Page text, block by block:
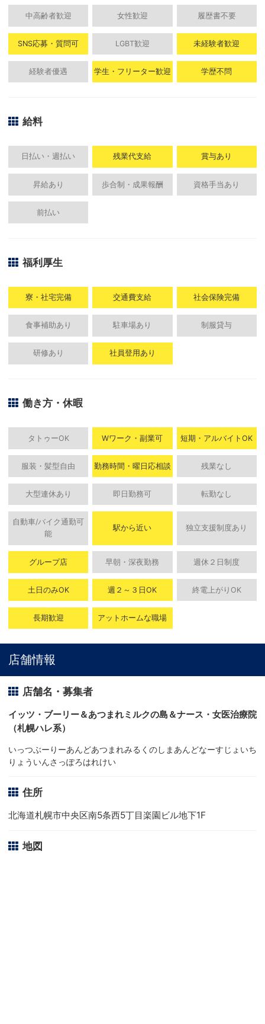
中高齢者歓迎 女性歓迎 履歴書不要
SNS応募・質問可 LGBT歓迎 未経験者歓迎
経験者優遇 学生・フリーター歓迎 学歴不問
給料
日払い・週払い 残業代支給 賞与あり
昇給あり 歩合制・成果報酬 資格手当あり
前払い
福利厚生
寮・社宅完備 交通費支給 社会保険完備
食事補助あり 駐車場あり 制服貸与
研修あり 社員登用あり
働き方・休暇
タトゥーOK Wワーク・副業可 短期・アルバイトOK
服装・髪型自由 勤務時間・曜日応相談 残業なし
大型連休あり 即日勤務可 転勤なし
自動車/バイク通勤可
能
駅から近い 独立支援制度あり
グループ店 早朝・深夜勤務 週休２日制度
土日のみOK 週２～３日OK 終電上がりOK
長期歓迎 アットホームな職場
店舗情報
店舗名・募集者
イッツ・ブーリー＆あつまれミルクの島＆ナース・女医治療院
（札幌ハレ系）
いっつぶーりーあんどあつまれみるくのしまあんどなーすじょいち
りょういんさっぽろはれけい
住所
北海道札幌市中央区南5条西5丁目楽園ビル地下1F
地図